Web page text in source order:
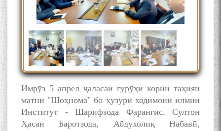
Имрӯз 5 апрел ҷаласаи гурӯҳи кории таҳияи
матни "Шоҳнома" бо ҳузури ходимони илмии
Институт - Шарифзода Фарангис, Султон
Ҳасан Баротзода, Абдухолиқ Набавӣ,
The Persian Gulf Beautiful
poetry from Устод Мумин
Қаноат (Ustod Mumin Qanoat)
and Master Mehryar
Mehrafarin about the conflict
of the name of the Persian
Gulf
Сайри Дарвоз бо Мӯъмин